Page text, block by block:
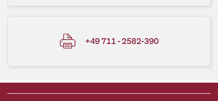
+49 711 - 2582-390